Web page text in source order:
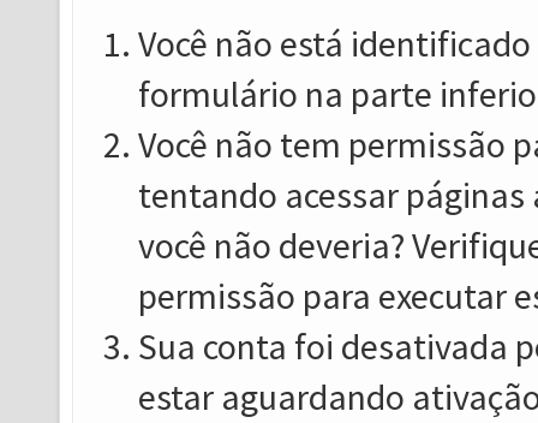
Você não está
formulário na parte
Você não tem permissão
tentando acessar
você não deveria?
permissão para executar
Sua conta foi desativada
estar aguardando